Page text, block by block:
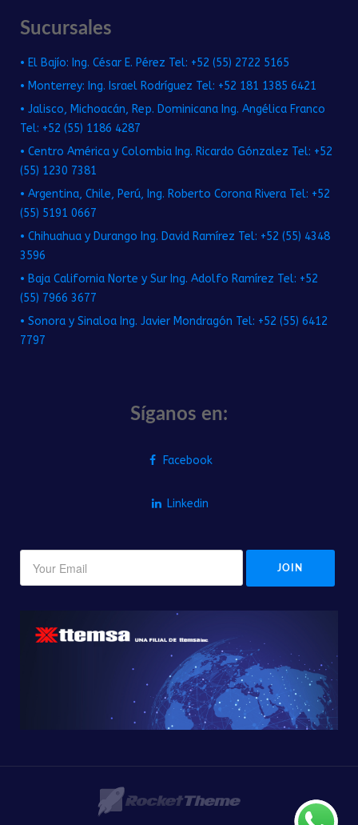
Sucursales
• El Bajío: Ing. César E. Pérez Tel: +52 (55) 2722 5165
• Monterrey: Ing. Israel Rodríguez Tel: +52 181 1385 6421
• Jalisco, Michoacán, Rep. Dominicana Ing. Angélica Franco
Tel: +52 (55) 1186 4287
• Centro América y Colombia Ing. Ricardo Gónzalez Tel: +52
(55) 1230 7381
• Argentina, Chile, Perú, Ing. Roberto Corona Rivera Tel: +52
(55) 5191 0667
• Chihuahua y Durango Ing. David Ramírez Tel: +52 (55) 4348
3596
• Baja California Norte y Sur Ing. Adolfo Ramírez Tel: +52
(55) 7966 3677
• Sonora y Sinaloa Ing. Javier Mondragón Tel: +52 (55) 6412
7797
Síganos en:
Facebook
Linkedin